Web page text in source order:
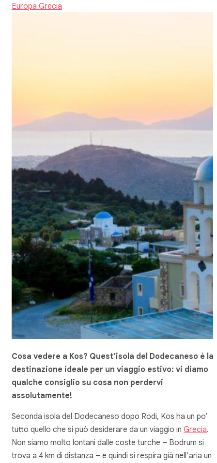
Europa Grecia
Cosa vedere a Kos? Quest’isola del Dodecaneso è la
destinazione ideale per un viaggio estivo: vi diamo
qualche consiglio su cosa non perdervi
assolutamente!
Seconda isola del Dodecaneso dopo Rodi, Kos ha un po’
tutto quello che si può desiderare da un viaggio in Grecia.
Non siamo molto lontani dalle coste turche – Bodrum si
trova a 4 km di distanza – e quindi si respira già nell’aria un